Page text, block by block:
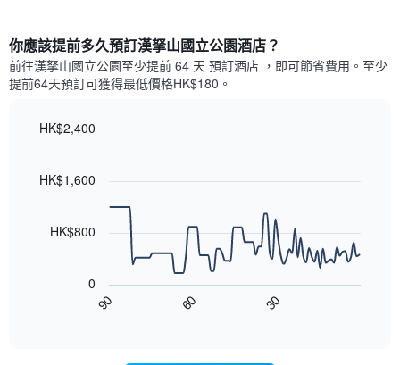
你應該提前多久預訂漢拏山國立公園酒店​？
前往漢拏山國立公園​至少提前 64 天 預訂酒店 ，即可節省費用。至少
提前64​天​預訂可獲得最低價格HK$180​。
with
90 60 30
0
HK$800
HK$1,600
HK$2,400